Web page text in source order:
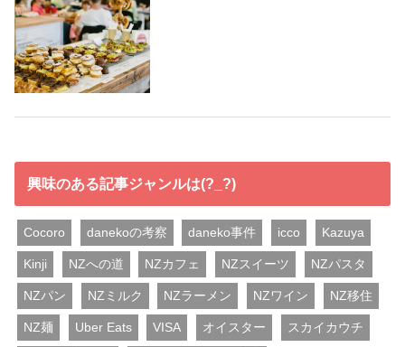
興味のある記事ジャンルは(?_?)
Cocoro danekoの考察 daneko事件 icco Kazuya
Kinji NZへの道 NZカフェ NZスイーツ NZパスタ
NZパン NZミルク NZラーメン NZワイン NZ移住
NZ麺 Uber Eats VISA オイスター スカイカウチ